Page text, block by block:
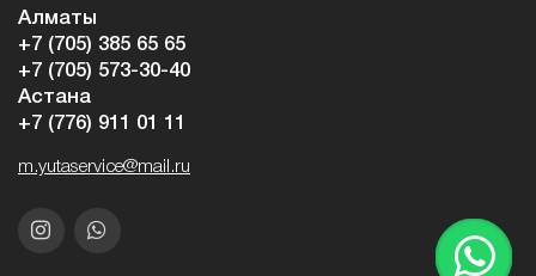
Алматы
+7 (705) 385 65 65
+7 (705) 573-30-40
Астана
+7 (776) 911 01 11
m.yutaservice@mail.ru